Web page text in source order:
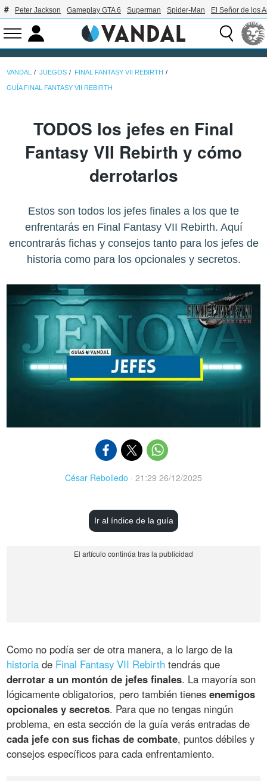
Peter Jackson Gameplay GTA 6 Superman Spider-Man El Señor de los
VANDAL JUEGOS FINAL FANTASY VII REBIRTH
GUÍA FINAL FANTASY VII REBIRTH
TODOS los jefes en Final
Fantasy VII Rebirth y cómo
derrotarlos
Estos son todos los jefes finales a los que te
enfrentarás en Final Fantasy VII Rebirth. Aquí
encontrarás fichas y consejos tanto para los jefes de
historia como para los opcionales y secretos.
César Rebolledo · 21:29 26/12/2025
Ir al índice de la guía
Como no podía ser de otra manera, a lo largo de la
historia de Final Fantasy VII Rebirth tendrás que
derrotar a un montón de jefes finales. La mayoría son
lógicamente obligatorios, pero también tienesenemigos
opcionales y secretos. Para que no tengas ningún
problema, en esta sección de la guía verás entradas de
cada jefe con sus fichas de combate, puntos débiles y
consejos específicos para cada enfrentamiento.